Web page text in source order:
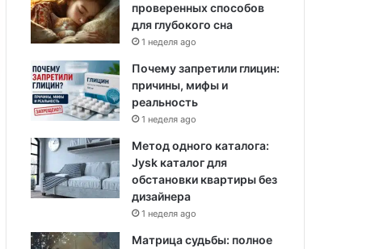
проверенных способов
для глубокого сна
1 неделя ago
Почему запретили глицин:
причины, мифы и
реальность
1 неделя ago
Метод одного каталога:
Jysk каталог для
обстановки квартиры без
дизайнера
1 неделя ago
Матрица судьбы: полное